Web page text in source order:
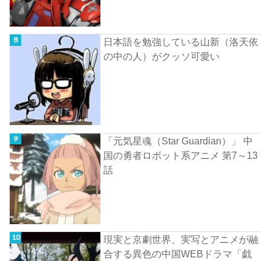
日本語を勉強している山新（洛天依
の中の人）がクッソ可愛い
「元気星魂（Star Guardian）」 中
国の勇者ロボット系アニメ 第7～13
話
現実と京劇世界、実写とアニメが融
合する異色の中国WEBドラマ「戯